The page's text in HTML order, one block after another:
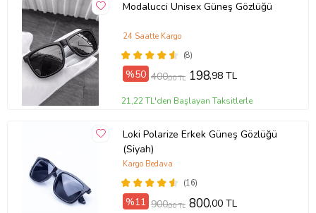
Modalucci Unisex Güneş Gözlüğü
(8)
24 Saatte Kargo
%50 400,00 TL 198,98 TL
21,22 TL'den Başlayan Taksitlerle
Loki Polarize Erkek Güneş Gözlüğü
(Siyah)
(16)
Kargo Bedava
%11 900,00 TL 800,00 TL